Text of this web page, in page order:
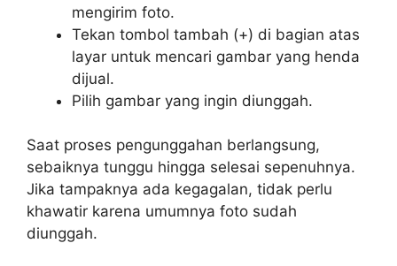
mengirim foto.
Tekan tombol tambah (+) di bagian atas
layar untuk mencari gambar yang henda
dijual.
Pilih gambar yang ingin diunggah.
Saat proses pengunggahan berlangsung,
sebaiknya tunggu hingga selesai sepenuhnya.
Jika tampaknya ada kegagalan, tidak perlu
khawatir karena umumnya foto sudah
diunggah.